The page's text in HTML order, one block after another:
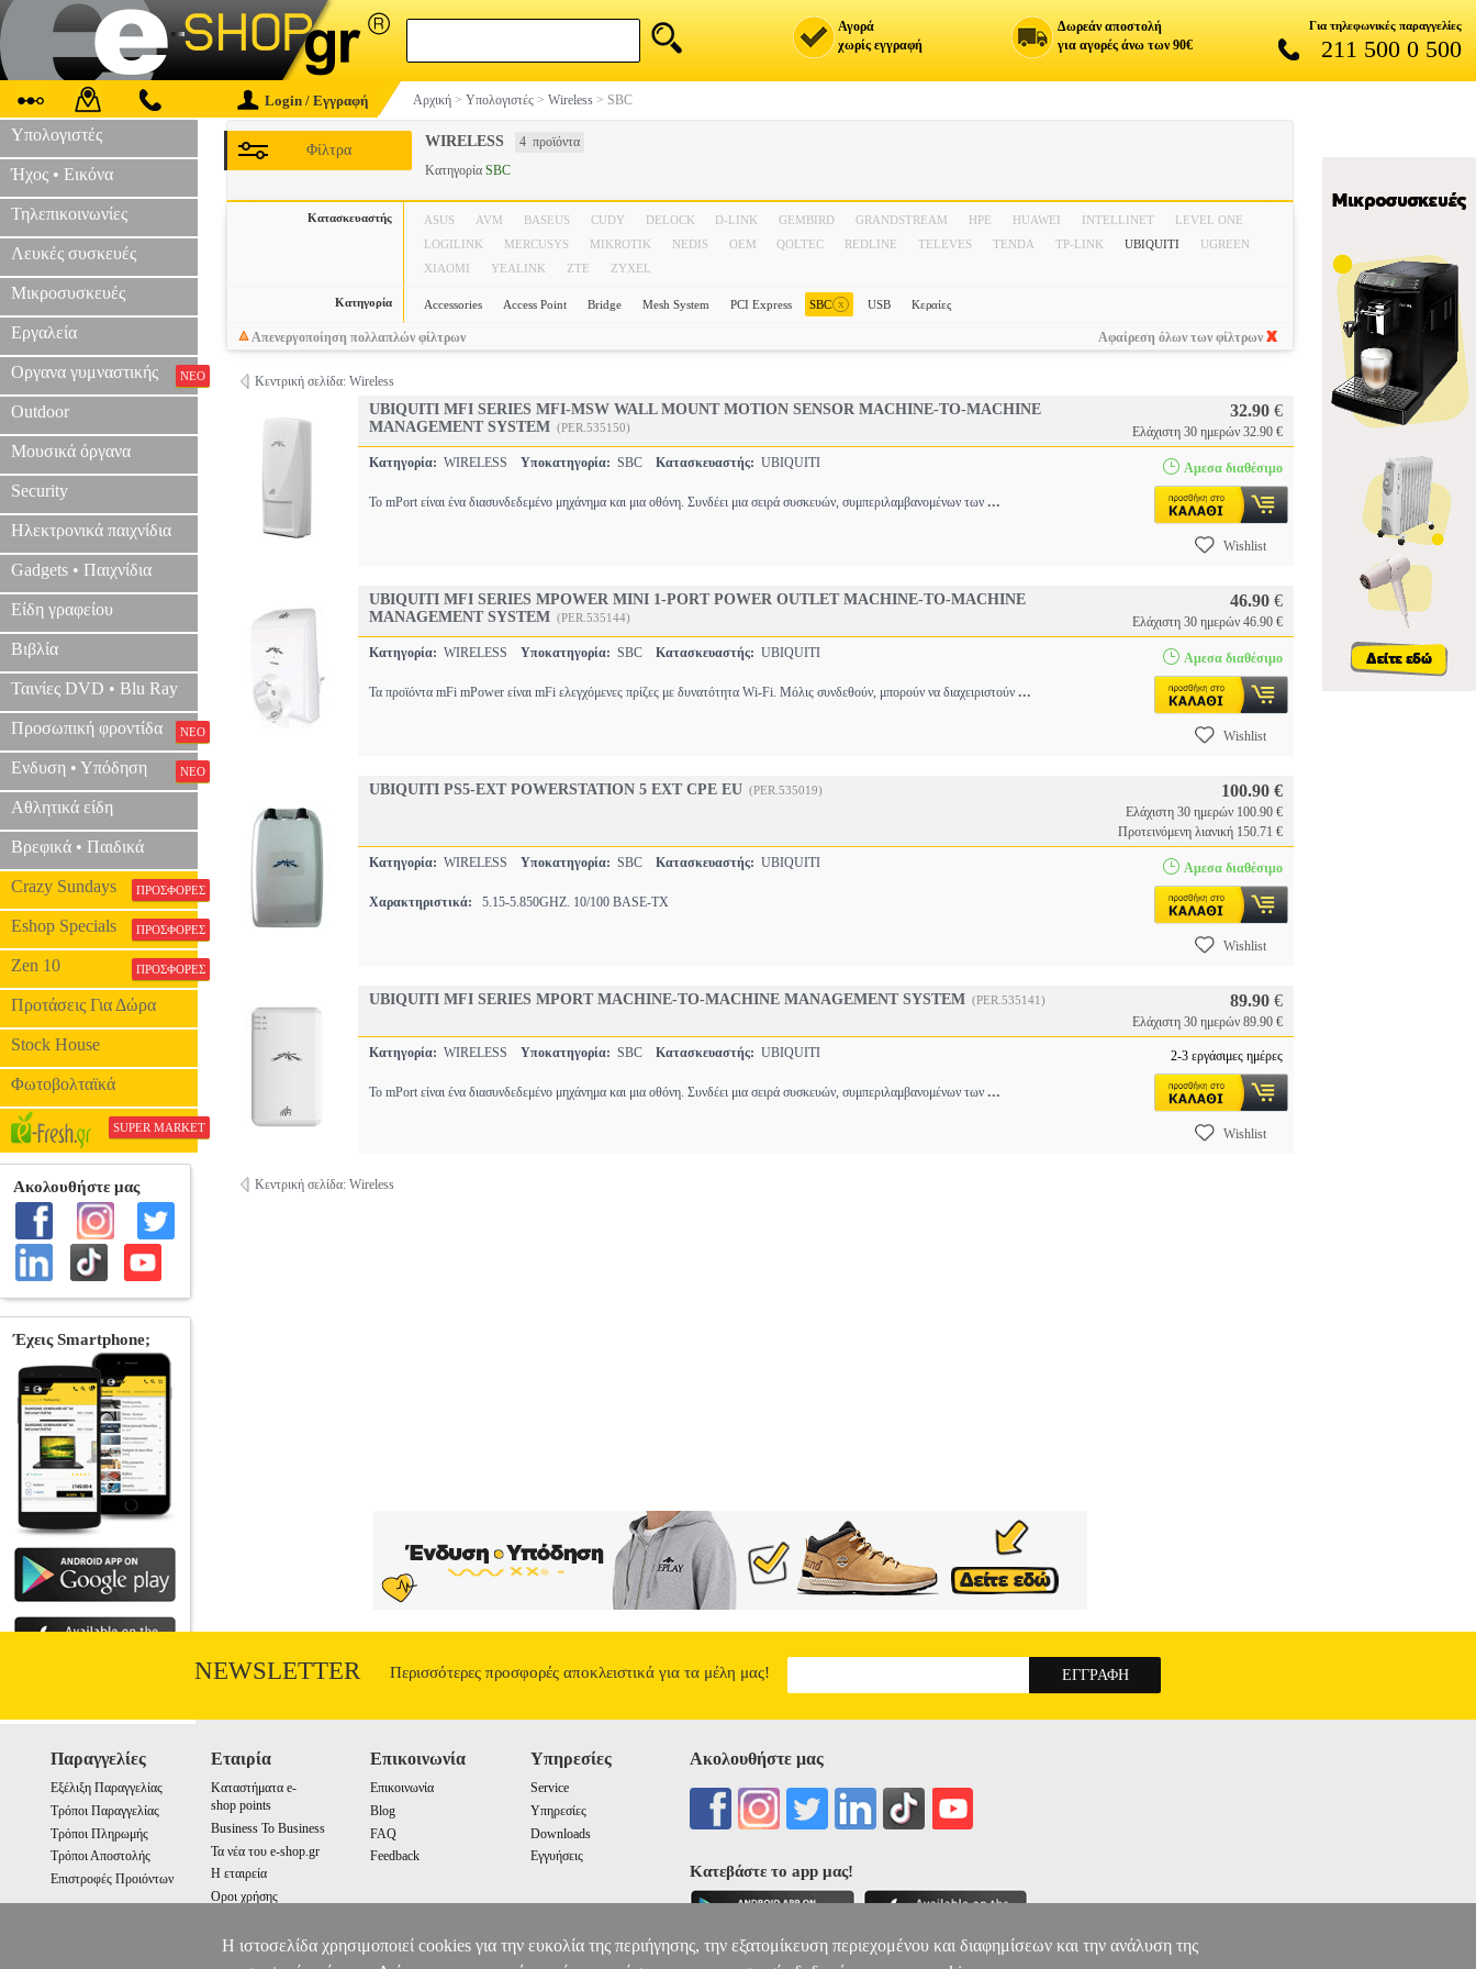
Αγορά
χωρίς εγγραφή
Δωρεάν αποστολή
για αγορές άνω των 90€
Για τηλεφωνικές παραγγελίες
211 500 0 500
Login / Εγγραφή Αρχική > Υπολογιστές > Wireless > SBC
Υπολογιστές
Ήχος • Εικόνα
Τηλεπικοινωνίες
Λευκές συσκευές
Μικροσυσκευές
Εργαλεία
Οργανα γυμναστικής ΝΕΟ
Outdoor
Μουσικά όργανα
Security
Ηλεκτρονικά παιχνίδια
Gadgets • Παιχνίδια
Είδη γραφείου
Βιβλία
Ταινίες DVD • Blu Ray
Προσωπική φροντίδα ΝΕΟ
Ενδυση • Υπόδηση ΝΕΟ
Αθλητικά είδη
Βρεφικά • Παιδικά
Crazy Sundays ΠΡΟΣΦΟΡΕΣ
Eshop Specials ΠΡΟΣΦΟΡΕΣ
Zen 10 ΠΡΟΣΦΟΡΕΣ
Προτάσεις Για Δώρα
Stock House
Φωτοβολταϊκά
SUPER MARKET
WIRELESS 4 προϊόντα
Φίλτρα
Κατηγορία SBC
Κατασκευαστής ASUS AVM BASEUS CUDY DELOCK D-LINK GEMBIRD GRANDSTREAM HPE HUAWEI INTELLINET
LEVEL ONE
LOGILINK
MERCUSYS MIKROTIK NEDIS OEM QOLTEC REDLINE TELEVES TENDA TP-LINK UBIQUITI
UGREEN
XIAOMI
YEALINK ZTE ZYXEL
Κατηγορία Accessories Access Point Bridge Mesh System PCI Express SBC x USB Κεραίες
Απενεργοποίηση πολλαπλών φίλτρων Αφαίρεση όλων των φίλτρων
Κεντρική σελίδα: Wireless
UBIQUITI MFI SERIES MFI-MSW WALL MOUNT MOTION SENSOR MACHINE-TO-MACHINE
MANAGEMENT SYSTEM (PER.535150)
32.90 €
Ελάχιστη 30 ημερών 32.90 €
Κατηγορία: WIRELESS Υποκατηγορία: SBC Κατασκευαστής: UBIQUITI
Το mPort είναι ένα διασυνδεδεμένο μηχάνημα και μια οθόνη. Συνδέει μια σειρά συσκευών, συμπεριλαμβανομένων των ...
Αμεσα διαθέσιμο
Wishlist
UBIQUITI MFI SERIES MPOWER MINI 1-PORT POWER OUTLET MACHINE-TO-MACHINE
MANAGEMENT SYSTEM (PER.535144)
46.90 €
Ελάχιστη 30 ημερών 46.90 €
Κατηγορία: WIRELESS Υποκατηγορία: SBC Κατασκευαστής: UBIQUITI
Τα προϊόντα mFi mPower είναι mFi ελεγχόμενες πρίζες με δυνατότητα Wi-Fi. Μόλις συνδεθούν, μπορούν να διαχειριστούν ...
Αμεσα διαθέσιμο
Wishlist
UBIQUITI PS5-EXT POWERSTATION 5 EXT CPE EU (PER.535019) 100.90 €
Ελάχιστη 30 ημερών 100.90 €
Προτεινόμενη λιανική 150.71 €
Κατηγορία: WIRELESS Υποκατηγορία: SBC Κατασκευαστής: UBIQUITI
Χαρακτηριστικά: 5.15-5.850GHZ. 10/100 BASE-TX
Αμεσα διαθέσιμο
Wishlist
UBIQUITI MFI SERIES MPORT MACHINE-TO-MACHINE MANAGEMENT SYSTEM (PER.535141) 89.90 €
Ελάχιστη 30 ημερών 89.90 €
Κατηγορία: WIRELESS Υποκατηγορία: SBC Κατασκευαστής: UBIQUITI
Το mPort είναι ένα διασυνδεδεμένο μηχάνημα και μια οθόνη. Συνδέει μια σειρά συσκευών, συμπεριλαμβανομένων των ...
2-3 εργάσιμες ημέρες
Wishlist
Κεντρική σελίδα: Wireless
NEWSLETTER Περισσότερες προσφορές αποκλειστικά για τα μέλη μας!
Παραγγελίες
Εξέλιξη Παραγγελίας
Τρόποι Παραγγελίας
Τρόποι Πληρωμής
Τρόποι Αποστολής
Επιστροφές Προιόντων
Εταιρία
Καταστήματα e-
shop points
Business To Business
Τα νέα του e-shop.gr
Η εταιρεία
Οροι χρήσης
Επικοινωνία
Επικοινωνία
Blog
FAQ
Feedback
Υπηρεσίες
Service
Υπηρεσίες
Downloads
Εγγυήσεις
Ακολουθήστε μας
Κατεβάστε το app μας!
Η ιστοσελίδα χρησιμοποιεί cookies για την ευκολία της περιήγησης, την εξατομίκευση περιεχομένου και διαφημίσεων και την ανάλυση της